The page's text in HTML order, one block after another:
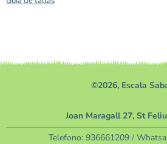
©2026, Escala
Joan Maragall 27, St
Telefono: 936661209/